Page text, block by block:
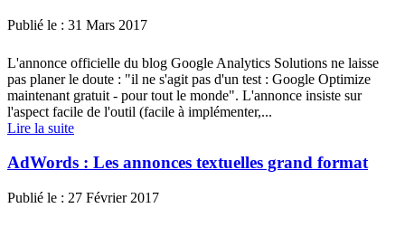
Publié le : 31 Mars 2017
L'annonce officielle du blog Google Analytics Solutions ne laisse
pas planer le doute : "il ne s'agit pas d'un test : Google Optimize
maintenant gratuit - pour tout le monde". L'annonce insiste sur
l'aspect facile de l'outil (facile à implémenter,...
Lire la suite
AdWords : Les annonces textuelles grand format
Publié le : 27 Février 2017